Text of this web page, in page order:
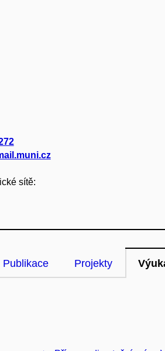
sítě:
Publikace Projekty